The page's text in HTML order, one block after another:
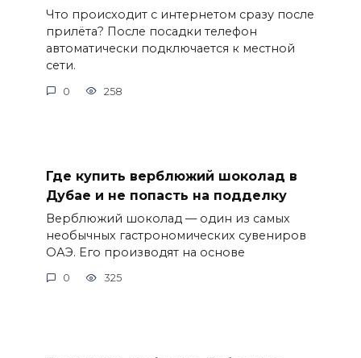
Что происходит с интернетом сразу после
прилёта? После посадки телефон
автоматически подключается к местной
сети.
0 258
Где купить верблюжий шоколад в
Дубае и не попасть на подделку
Верблюжий шоколад — один из самых
необычных гастрономических сувениров
ОАЭ. Его производят на основе
0 325